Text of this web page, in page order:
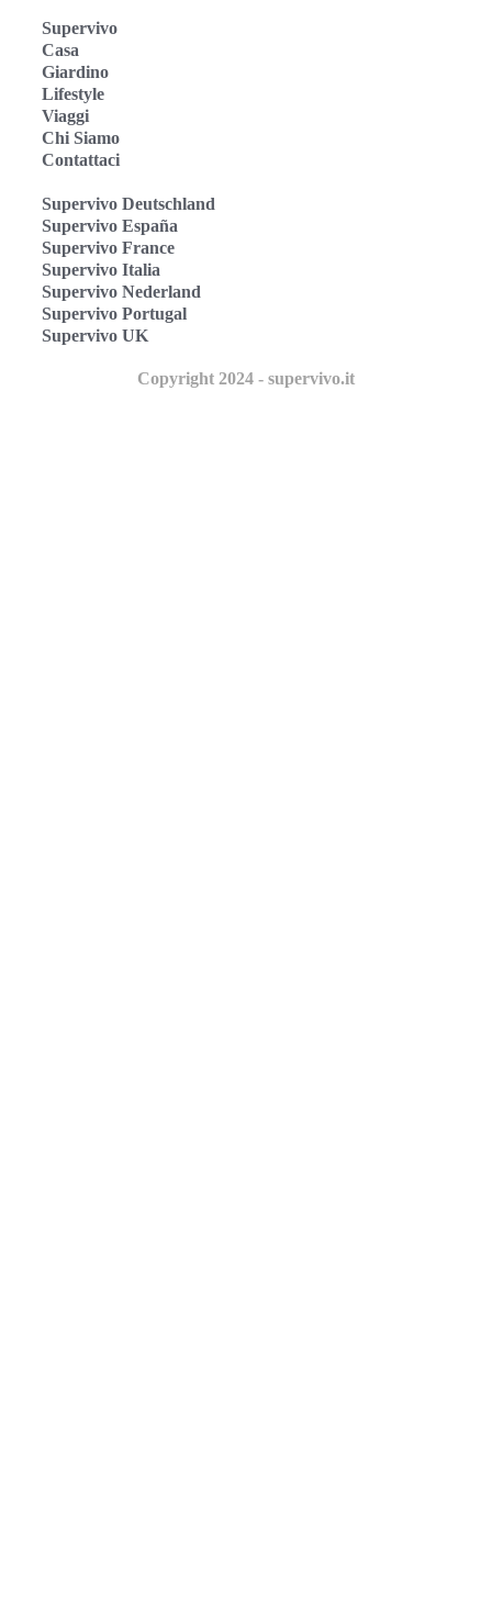
Supervivo
Casa
Giardino
Lifestyle
Viaggi
Chi Siamo
Contattaci
Supervivo Deutschland
Supervivo España
Supervivo France
Supervivo Italia
Supervivo Nederland
Supervivo Portugal
Supervivo UK
Copyright 2024 - supervivo.it